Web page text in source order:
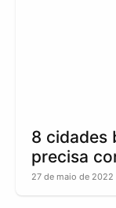
8 cidades
precisa
27 de maio de 2022